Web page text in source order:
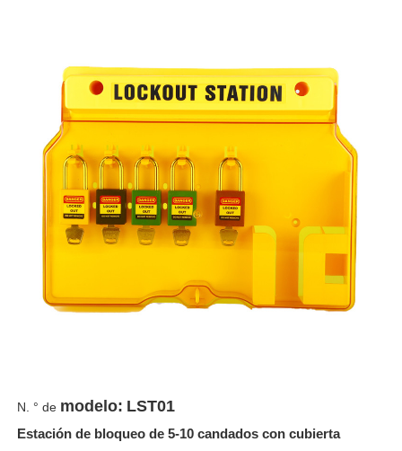
N. ° de modelo: LST01
Estación de bloqueo de 5-10 candados con cubierta